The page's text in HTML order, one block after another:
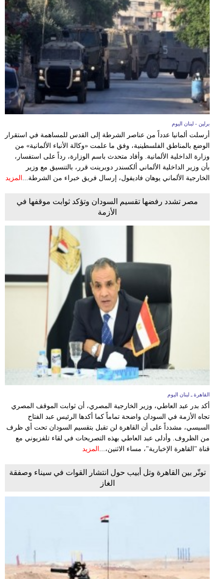
برلين - لبنان اليوم
أرسلت ألمانيا عدداً من عناصر الشرطة إلى القدس للمساهمة في استقرار
الوضع بالمناطق الفلسطينية، وفق ما علمت «وكالة الأنباء الألمانية» من
وزارة الداخلية الألمانية. وأفاد متحدث باسم الوزارة، رداً على استفسار،
بأن وزير الداخلية الألماني ألكسندر دوبرينت قرر، بالتنسيق مع وزير
الخارجية الألماني يوهان فاديفول، إرسال فريق خبراء من الشرطة... المزيد
مصر تشدد رفضها تقسيم السودان وتؤكد ثوابت موقفها في
الأزمة
القاهرة ـ لبنان اليوم
أكد بدر عبد العاطي، وزير الخارجية المصري، أن ثوابت الموقف المصري
تجاه الأزمة في السودان واضحة تماماً كما أكدها الرئيس عبد الفتاح
السيسي، مشدداً على أن القاهرة لن تقبل بتقسيم السودان تحت أي ظرف
من الظروف. وأدلى عبد العاطي بهذه التصريحات في لقاء تلفزيوني مع
قناة "القاهرة الإخبارية"، مساء الاثنين،...
المزيد
توتّر بين القاهرة وتل أبيب حول انتشار القوات في سيناء وصفقة
الغاز